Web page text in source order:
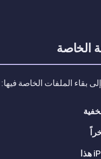
الخاصة
بقاء الملفات الخاصة فيها: